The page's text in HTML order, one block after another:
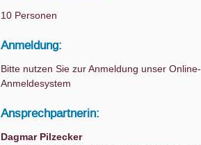
10 Personen
Anmeldung:
Bitte nutzen Sie zur Anmeldung unser Online-
Anmeldesystem
Ansprechpartnerin:
Dagmar Pilzecker